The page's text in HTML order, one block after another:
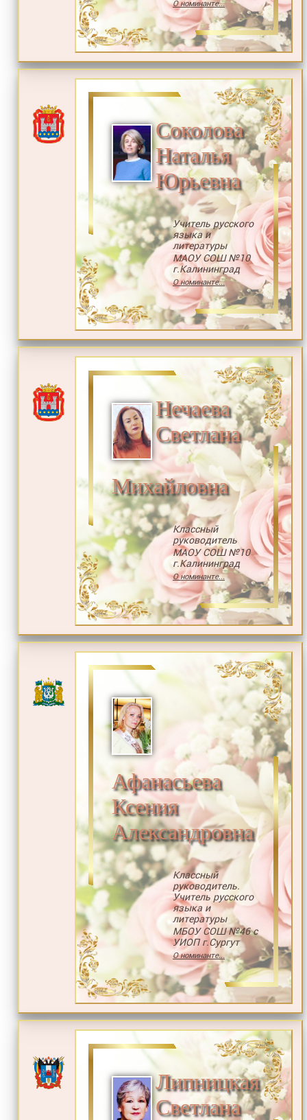
О номинанте...
Соколова
Наталья
Юрьевна
Учитель русского
языка и
литературы
МАОУ СОШ №10
г.Калининград
О номинанте...
Нечаева
Светлана
Михайловна
Классный
руководитель
МАОУ СОШ №10
г.Калининград
О номинанте...
Афанасьева
Ксения
Александровна
Классный
руководитель.
Учитель русского
языка и
литературы
МБОУ СОШ №46 с
УИОП г.Сургут
О номинанте...
Липницкая
Светлана